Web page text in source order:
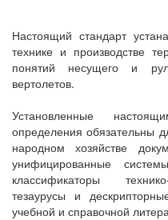
Настоящий стандарт
технике и производстве
понятий несущего и
вертолетов.
Установленные
определения обязательны
народном хозяйстве
унифицированные
классификаторы
тезаурусы и
учебной и справочной